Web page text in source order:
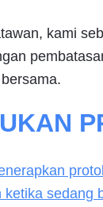
kami
sedang